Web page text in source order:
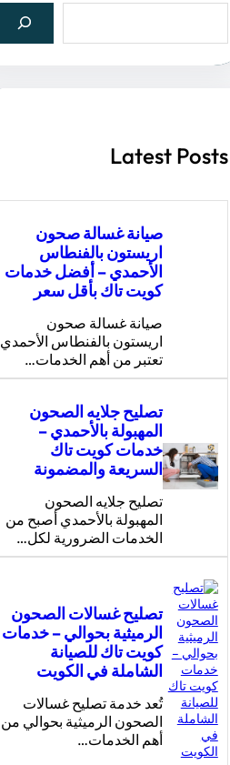
a
r
Latest Posts
صيانة غسالة صحون
اريستون بالفنطاس
الأحمدي – أفضل خدمات
كويت تاك بأقل سعر
صيانة غسالة صحون
اريستون بالفنطاس الأحمدي
تعتبر من أهم الخدمات…
تصليح جلايه الصحون
المهبولة بالأحمدي –
خدمات كويت تاك
السريعة والمضمونة
تصليح جلايه الصحون
المهبولة بالأحمدي أصبح من
الخدمات الضرورية لكل…
تصليح غسالات الصحون
الرميثية بحوالي – خدمات
كويت تاك للصيانة
الشاملة في الكويت
تُعد خدمة تصليح غسالات
الصحون الرميثية بحوالي من
أهم الخدمات…